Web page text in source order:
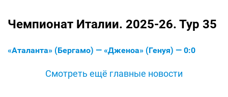
Чемпионат Италии. 2025-26. Тур 35
«Аталанта» (Бергамо) — «Дженоа» (Генуя) — 0:0
Смотреть ещё главные новости